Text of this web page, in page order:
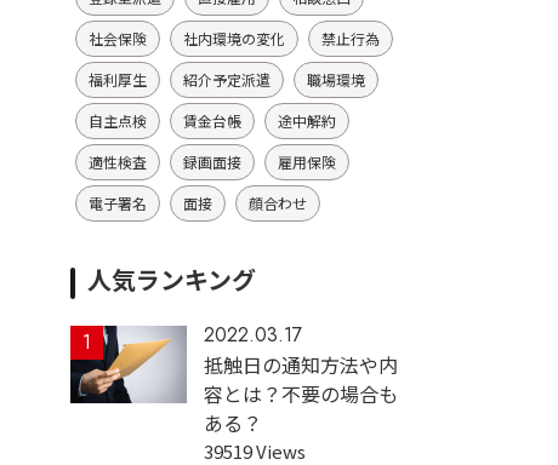
社会保険
社内環境の変化
禁止行為
福利厚生
紹介予定派遣
職場環境
自主点検
賃金台帳
途中解約
適性検査
録画面接
雇用保険
電子署名
面接 顔合わせ
人気ランキング
1 2022.03.17
抵触日の通知方法や内
容とは？不要の場合も
ある？
39519 Views